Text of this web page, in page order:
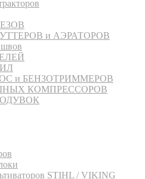
и АЭРАТОРОВ
швов
и БЕНЗОТРИММЕРОВ
КОМПРЕССОРОВ
STIHL / VIKING